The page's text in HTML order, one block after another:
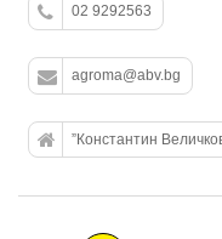
02 9292563
agroma@abv.bg
”Константин